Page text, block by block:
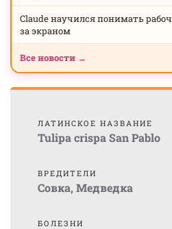
Claude научился понимать
за экраном
Все новости →
ЛАТИНСКОЕ НАЗВАНИЕ
Tulipa crispa San Pablo
ВРЕДИТЕЛИ
Совка, Медведка
БОЛЕЗНИ